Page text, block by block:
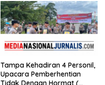
Tampa Kehadiran 4 Personil,
Upacara Pemberhentian
Tidak Dengan Hormat (